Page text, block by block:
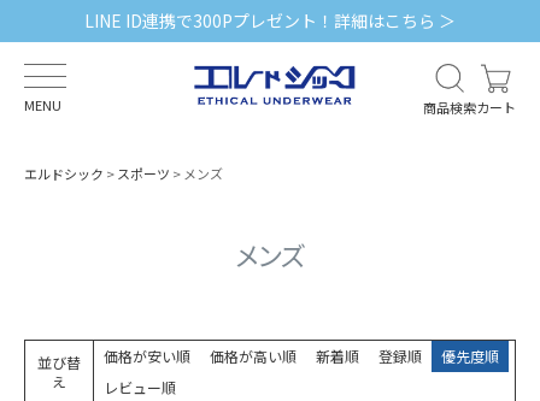
LINE ID連携で300Pプレゼント！詳細はこちら ＞
MENU 商品検索カート
エルドシック スポーツ メンズ
メンズ
並び替
え
価格が安い順 価格が高い順 新着順 登録順
優先度順
レビュー順